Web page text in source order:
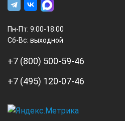
Пн-Пт: 9:00-18:00
Сб-Вс: выходной
+7 (800) 500-59-46
+7 (495) 120-07-46